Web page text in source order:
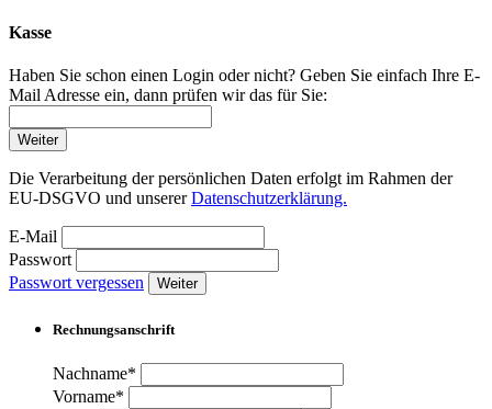
Kasse
Haben Sie schon einen Login oder nicht? Geben Sie einfach Ihre E-
Mail Adresse ein, dann prüfen wir das für Sie:
Weiter
Die Verarbeitung der persönlichen Daten erfolgt im Rahmen der
EU-DSGVO und unsererDatenschutzerklärung.
E-Mail
Passwort
Passwort vergessen
Weiter
Rechnungsanschrift
Nachname*
Vorname*